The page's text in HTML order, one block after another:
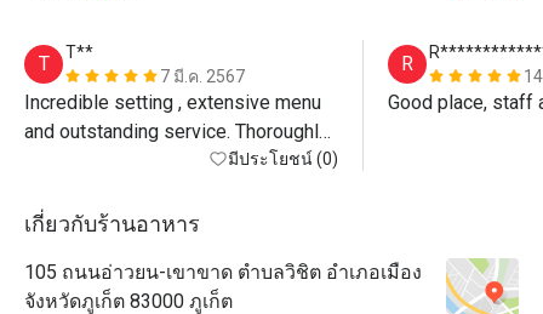
T
T**
7 มี.ค. 2567
Incredible setting , extensive menu
and outstanding service. Thoroughly
มีประโยชน์ (0)
R
Good place, staff
เกี่ยวกับร้านอาหาร
105 ถนนอ่าวยน-เขาขาด ตำบลวิชิต อำเภอเมือง
จังหวัดภูเก็ต 83000 ภูเก็ต